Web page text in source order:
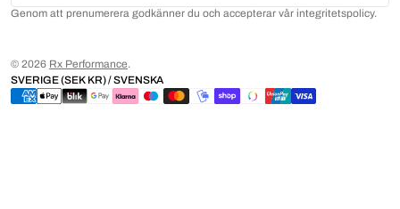
Genom att prenumerera godkänner du och accepterar vår integritetspolicy.
© 2026 Rx Performance.
SVERIGE (SEK KR) / SVENSKA